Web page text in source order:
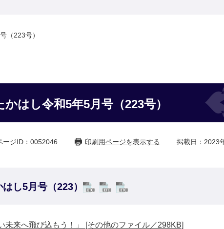
（223号）
はし令和5年5月号（223号）
ージID：0052046 印刷用ページを表示する 掲載日：2023
し5月号（223）
来へ飛び込もう！」 [その他のファイル／298KB]